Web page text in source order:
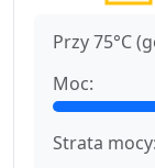
Przy 75°C
Moc:
Strata mocy: